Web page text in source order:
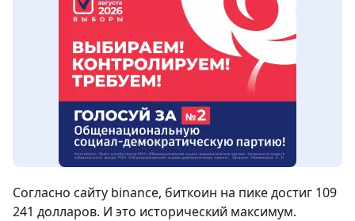
Согласно сайту binance, биткоин на пике достиг 109
241 долларов. И это исторический максимум.